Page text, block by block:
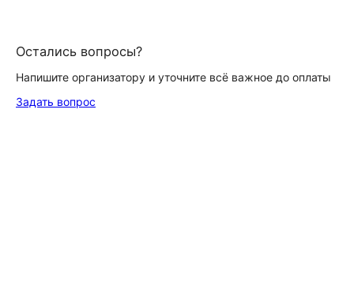
Остались вопросы?
Напишите организатору и уточните всё важное до оплаты
Задать вопрос